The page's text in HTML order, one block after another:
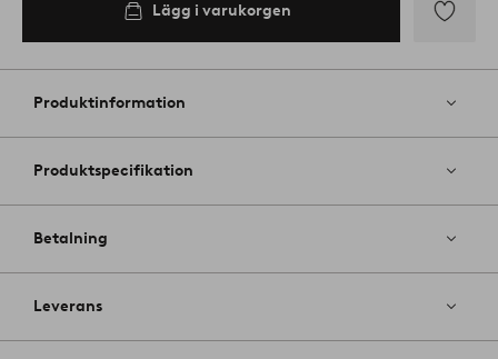
Lägg i varukorgen
till
favoriter
Produktinformation
Produktspecifikation
Betalning
Leverans